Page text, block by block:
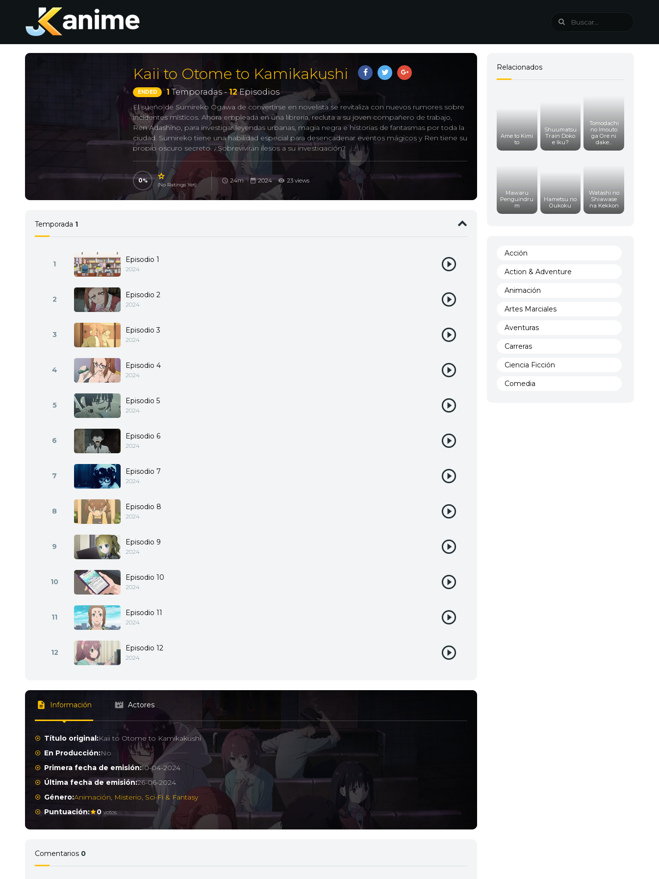
Kaii to Otome to Kamikakushi
ENDED 1 Temporadas -12Episodios
El sueño de Sumireko Ogawa de convertirse en novelista se revitaliza con nuevos rumores sobre
incidentes místicos. Ahora empleada en una librería, recluta a su joven compañero de trabajo,
Ren Adashino, para investigar leyendas urbanas, magia negra e historias de fantasmas por toda la
ciudad. Sumireko tiene una habilidad especial para desencadenar eventos mágicos y Ren tiene su
propio oscuro secreto. ¿Sobrevivirán ilesos a su investigación?
0
(No Ratings Yet)
24m 2024 23 views
Temporada 1
1 Episodio 1
2024
2 Episodio 2
2024
3 Episodio 3
2024
4 Episodio 4
2024
5 Episodio 5
2024
6 Episodio 6
2024
7 Episodio 7
2024
8 Episodio 8
2024
9 Episodio 9
2024
10 Episodio 10
2024
11 Episodio 11
2024
12 Episodio 12
2024
Información Actores
Título original:Kaii to Otome to Kamikakushi
En Producción:No
Primera fecha de emisión:10-04-2024
Última fecha de emisión:26-06-2024
Género:Animación, Misterio, Sci-Fi & Fantasy
Puntuación:
0 votos
Comentarios 0
Relacionados
Ame to Kimi
to
Shuumatsu
Train Doko
e Iku?
Tomodachi
no Imouto
ga Ore ni
dake...
Mawaru
Penguindru
m
Hametsu no
Oukoku
Watashi no
Shiawase
na Kekkon
Acción
Action & Adventure
Animación
Artes Marciales
Aventuras
Carreras
Ciencia Ficción
Comedia